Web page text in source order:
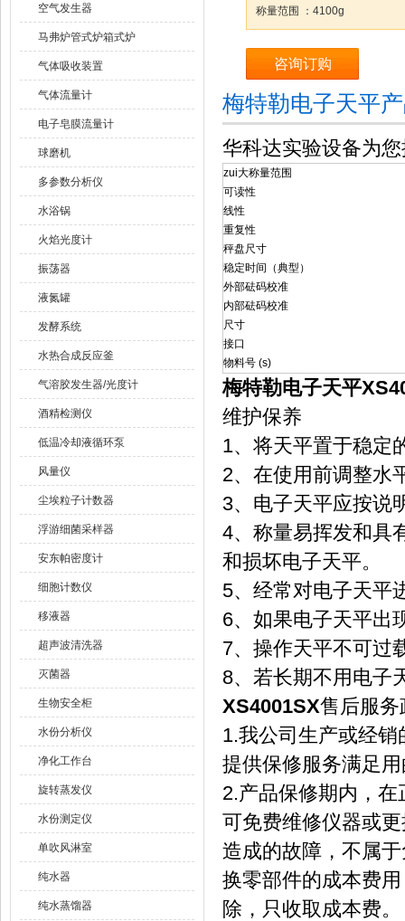
空气发生器
马弗炉管式炉箱式炉
气体吸收装置
气体流量计
电子皂膜流量计
球磨机
多参数分析仪
水浴锅
火焰光度计
振荡器
液氮罐
发酵系统
水热合成反应釜
气溶胶发生器/光度计
酒精检测仪
低温冷却液循环泵
风量仪
尘埃粒子计数器
浮游细菌采样器
安东帕密度计
细胞计数仪
移液器
超声波清洗器
灭菌器
生物安全柜
水份分析仪
净化工作台
旋转蒸发仪
水份测定仪
单吹风淋室
纯水器
纯水蒸馏器
称量范围 ：4100g
咨询订购
梅特勒电子天平
华科达实验设备为
zui大称量范围
可读性
线性
重复性
秤盘尺寸
稳定时间（典型）
外部砝码校准
内部砝码校准
尺寸
接口
物料号 (s)
梅特勒电子天平
维护保养
1、将天平置于稳定
2、在使用前调整水
3、电子天平应按说
4、称量易挥发和具
和损坏电子天平。
5、经常对电子天平
6、如果电子天平出
7、操作天平不可过
8、若长期不用电子
XS4001SX售后服务
1.我公司生产或经
提供保修服务满足
2.产品保修期内，
可免费维修仪器或
造成的故障，不属
换零部件的成本费
除，只收取成本费。